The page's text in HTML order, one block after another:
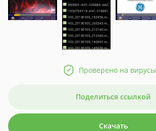
Проверено на вирусы
Поделиться ссылкой
Скачать